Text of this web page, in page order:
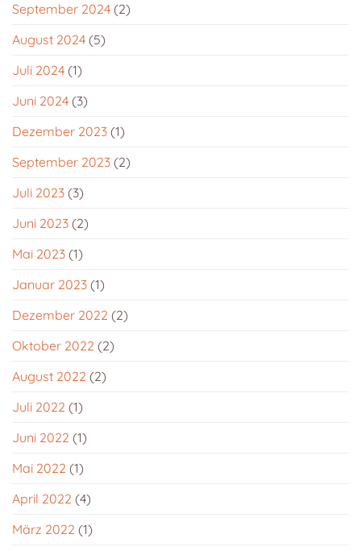
September 2024 (2)
August 2024 (5)
Juli 2024 (1)
Juni 2024 (3)
Dezember 2023 (1)
September 2023 (2)
Juli 2023 (3)
Juni 2023 (2)
Mai 2023 (1)
Januar 2023 (1)
Dezember 2022 (2)
Oktober 2022 (2)
August 2022 (2)
Juli 2022 (1)
Juni 2022 (1)
Mai 2022 (1)
April 2022 (4)
März 2022 (1)